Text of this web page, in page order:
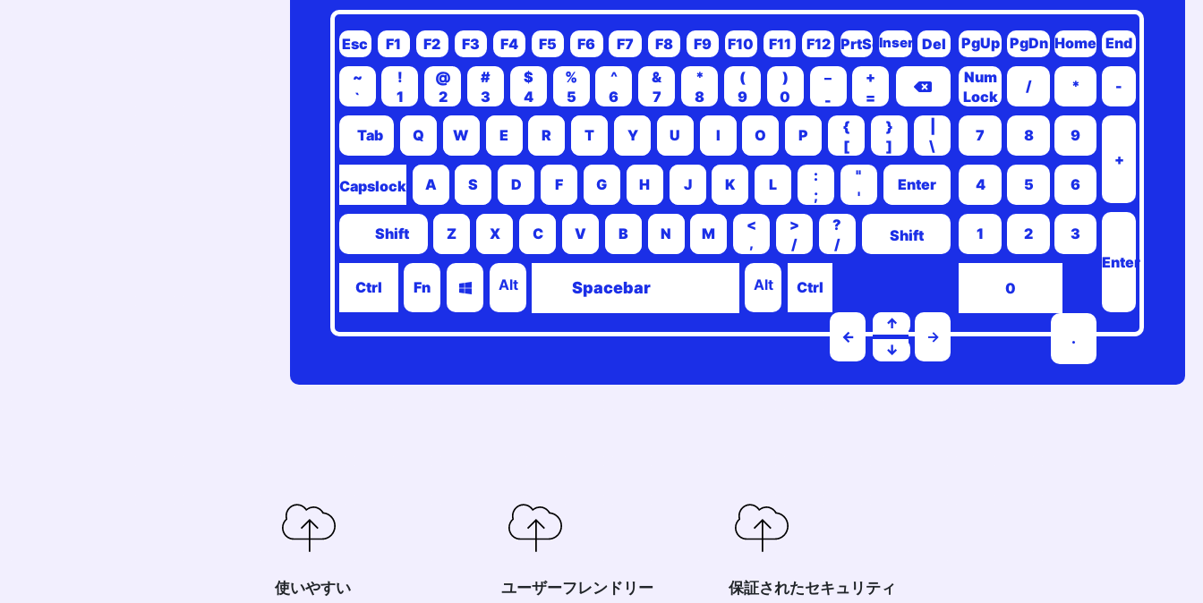
Esc F1 F2 F3 F4 F5 F6 F7 F8 F9 F10 F11 F12 PrtScInsert Del
~
`
!
1
@
2
#
3
$
4
%
5
^
6
&
7
*
8
(
9
)
0
_
-
+
=
Tab Q W E R T Y U I O P
{
[
}
]
\
Capslock A S D F G H J K L
:
;
"
'
Enter
Shift Z X C V B N M
<
,
>
/
?
/
Shift
Ctrl Fn Alt Spacebar Alt Ctrl
←
↑
↓
→
PgUp PgDn Home
Num
Lock
/ *
7 8 9
4 5 6
1 2 3
0
.
End
-
+
Enter
使いやすい ユーザーフレンドリー 保証されたセキュリティ